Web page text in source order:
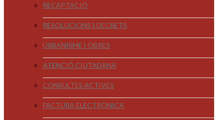
RECAPTACIÓ
RESOLUCIONS I DECRETS
URBANISME I OBRES
ATENCIÓ CIUTADANA
CONSULTES ACTIVES
FACTURA ELECTRÒNICA